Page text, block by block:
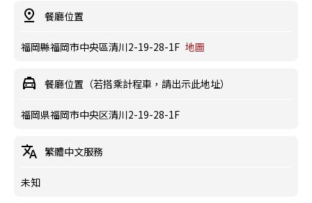
餐廳位置
福岡縣福岡市中央區清川2-19-28-1F 地圖
餐廳位置（若搭乘計程車，請出示此地址）
福岡県福岡市中央区清川2-19-28-1F
繁體中文服務
未知